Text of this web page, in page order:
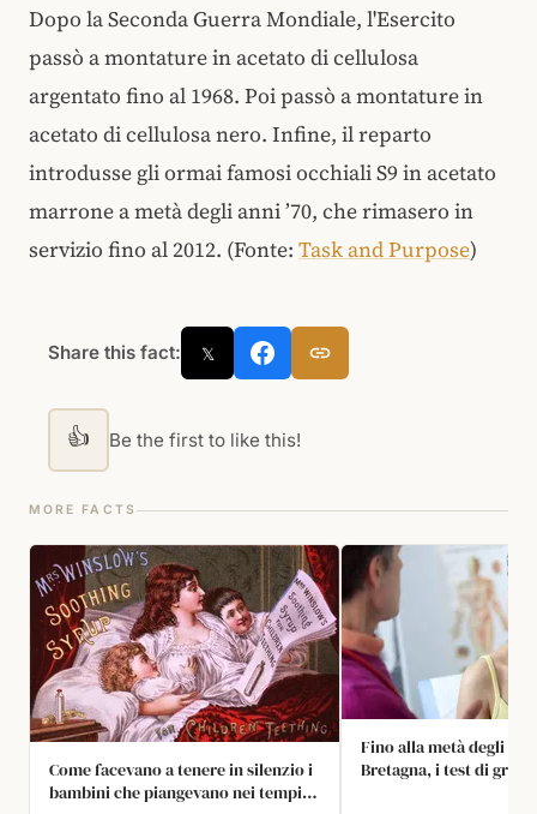
Dopo la Seconda Guerra Mondiale, l'Esercito
passò a montature in acetato di cellulosa
argentato fino al 1968. Poi passò a montature in
acetato di cellulosa nero. Infine, il reparto
introdusse gli ormai famosi occhiali S9 in acetato
marrone a metà degli anni ’70, che rimasero in
servizio fino al 2012. (Fonte: Task and Purpose)
Share this fact: 𝕏
👍 Be the first to like this!
MORE FACTS
Come facevano a tenere in silenzio i
bambini che piangevano nei tempi
Fino alla metà degli
Bretagna, i test di